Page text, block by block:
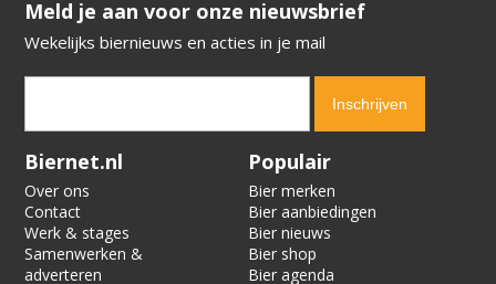
​​​​​​​Meld je aan voor onze nieuwsbrief
Wekelijks biernieuws en acties in je mail
Verification code:
Biernet.nl
Over ons
Contact
Werk & stages
Samenwerken &
adverteren
Populair
Bier merken
Bier aanbiedingen
Bier nieuws
Bier shop
Bier agenda